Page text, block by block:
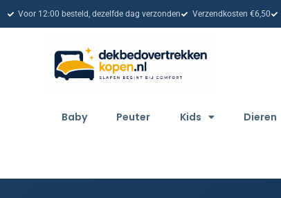
Voor 12:00 besteld, dezelfde dag verzonden Verzendkosten €6,50
Baby Peuter Kids Dieren